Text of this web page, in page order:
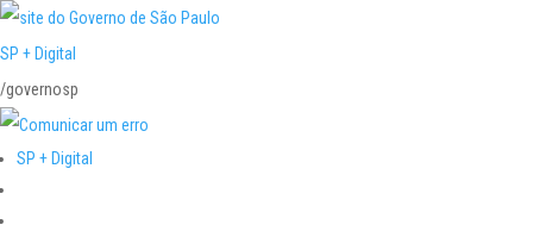
SP + Digital
/governosp
SP + Digital